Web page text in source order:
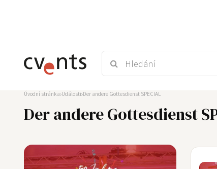
Úvodní stránka Události Der andere Gottesdienst SPECIAL
Der andere Gottesdienst